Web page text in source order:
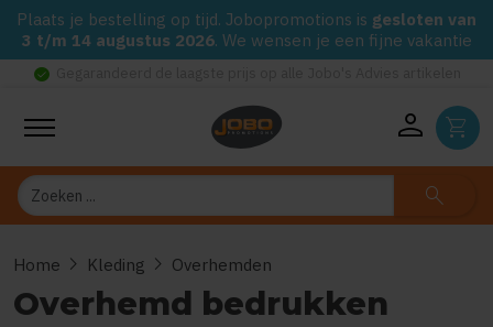
Plaats je bestelling op tijd. Jobopromotions is gesloten van
3 t/m 14 augustus 2026. We wensen je een fijne vakantie
check_circle
person shopping_cart
Zoeken search
Home chevron_right Kleding chevron_right Overhemden
Overhemd bedrukken